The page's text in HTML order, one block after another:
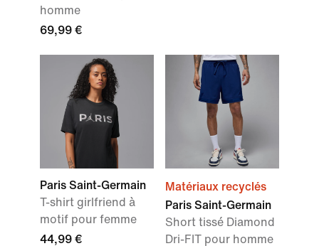
homme
69,99 €
Paris Saint-Germain
T-shirt girlfriend à
motif pour femme
44,99 €
Matériaux recyclés
Paris Saint-Germain
Short tissé Diamond
Dri-FIT pour homme